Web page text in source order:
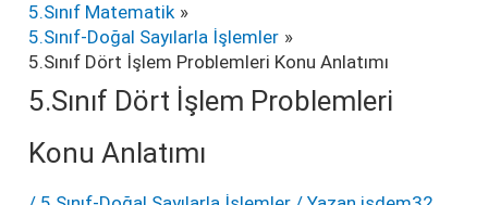
5.Sınıf Matematik
5.Sınıf-Doğal Sayılarla İşlemler
5.Sınıf Dört İşlem Problemleri Konu Anlatımı
5.Sınıf Dört İşlem Problemleri
Konu Anlatımı
i
l
e